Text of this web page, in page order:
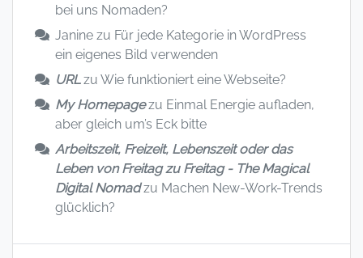
bei uns Nomaden?
Janine zu Für jede Kategorie in WordPress
ein eigenes Bild verwenden
URLzu Wie funktioniert eine Webseite?
My Homepagezu Einmal Energie aufladen,
aber gleich um’s Eck bitte
Arbeitszeit, Freizeit, Lebenszeit oder das
Leben von Freitag zu Freitag - The Magical
Digital Nomadzu Machen New-Work-Trends
glücklich?